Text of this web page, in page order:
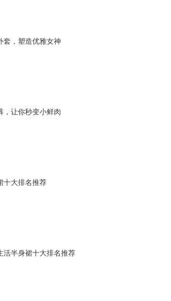
套，塑造优雅女神
，让你秒变小鲜肉
十大排名推荐
活半身裙十大排名推荐